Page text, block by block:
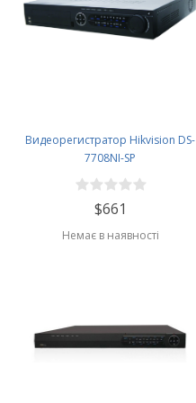
Видеорегистратор Hikvision DS-
7708NI-SP
$661
Немає в наявності